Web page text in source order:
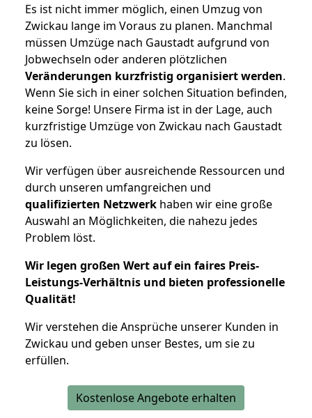
Es ist nicht immer möglich, einen Umzug von
Zwickau lange im Voraus zu planen. Manchmal
müssen Umzüge nach Gaustadt aufgrund von
Jobwechseln oder anderen plötzlichen
Veränderungen kurzfristig organisiert werden.
Wenn Sie sich in einer solchen Situation befinden,
keine Sorge! Unsere Firma ist in der Lage, auch
kurzfristige Umzüge von Zwickau nach Gaustadt
zu lösen.
Wir verfügen über ausreichende Ressourcen und
durch unseren umfangreichen und
qualifizierten Netzwerk haben wir eine große
Auswahl an Möglichkeiten, die nahezu jedes
Problem löst.
Wir legen großen Wert auf ein faires Preis-
Leistungs-Verhältnis und bieten professionelle
Qualität!
Wir verstehen die Ansprüche unserer Kunden in
Zwickau und geben unser Bestes, um sie zu
erfüllen.
Kostenlose Angebote erhalten